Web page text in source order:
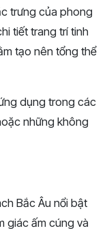
trưng của phong
tiết trang trí tinh
tạo nên tổng thể
dụng trong các
những không
Bắc Âu nổi bật
giác ấm cúng và